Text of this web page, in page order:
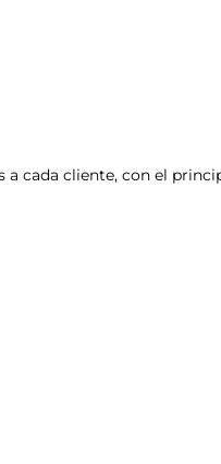
a cada cliente, con el